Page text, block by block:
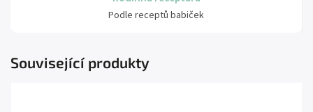
Podle receptů babiček
Související produkty